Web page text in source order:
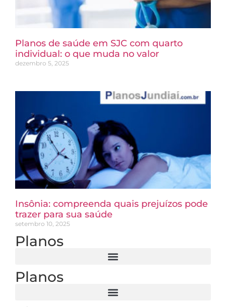
Planos de saúde em SJC com quarto
individual: o que muda no valor
dezembro 5, 2025
Insônia: compreenda quais prejuízos pode
trazer para sua saúde
setembro 10, 2025
Planos
Planos